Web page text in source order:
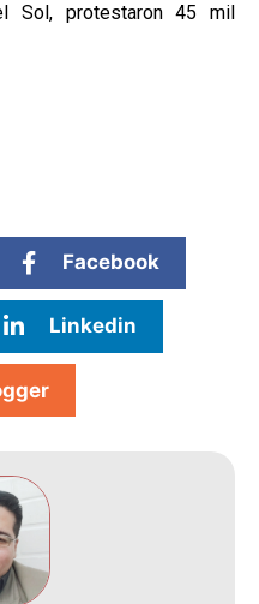
Sol, protestaron 45 mil
Facebook
Linkedin